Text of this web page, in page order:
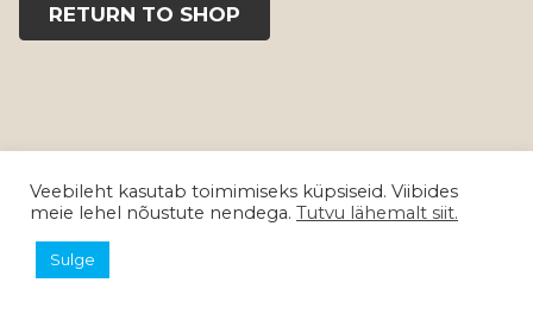
RETURN TO SHOP
Veebileht kasutab toimimiseks küpsiseid. Viibides
meie lehel nõustute nendega. Tutvu lähemalt siit.
Sulge